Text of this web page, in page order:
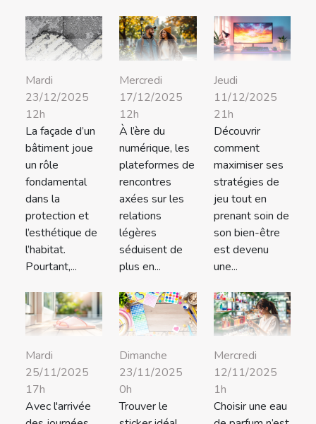
Mardi
23/12/2025
12h
La façade d’un
bâtiment joue
un rôle
fondamental
dans la
protection et
l’esthétique de
l’habitat.
Pourtant,...
Mercredi
17/12/2025
12h
À l’ère du
numérique, les
plateformes de
rencontres
axées sur les
relations
légères
séduisent de
plus en...
Jeudi
11/12/2025
21h
Découvrir
comment
maximiser ses
stratégies de
jeu tout en
prenant soin de
son bien-être
est devenu
une...
Mardi
25/11/2025
17h
Avec l'arrivée
Dimanche
23/11/2025
0h
Trouver le
Mercredi
12/11/2025
1h
Choisir une eau